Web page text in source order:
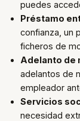
puedes
Préstamo
confianza, un
ficheros de
Adelanto de
adelantos de
empleador
Servicios
necesidad